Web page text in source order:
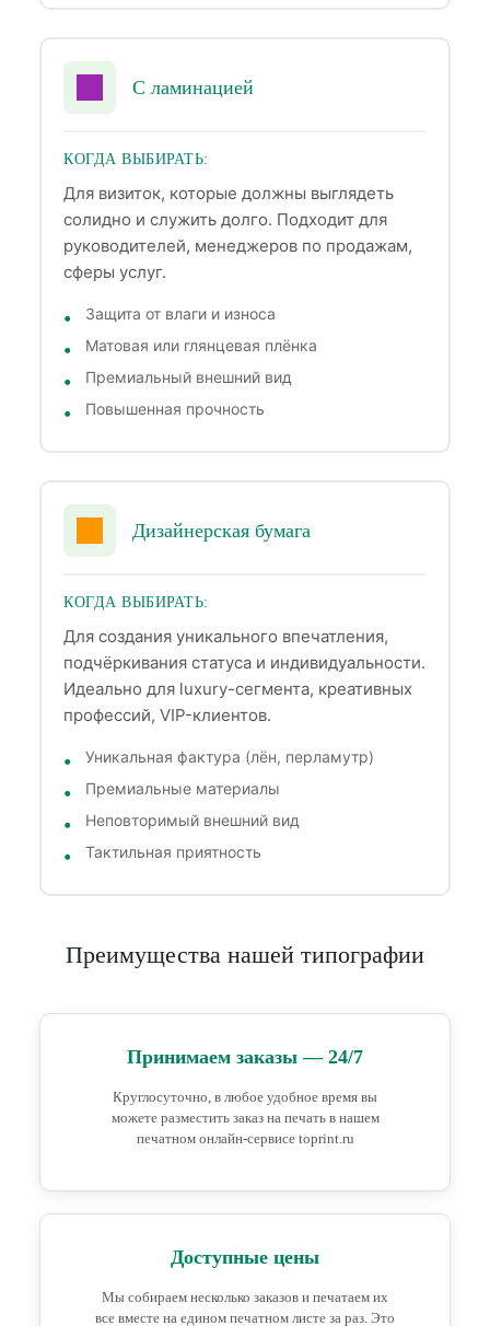
С ламинацией
КОГДА ВЫБИРАТЬ:
Для визиток, которые должны выглядеть
солидно и служить долго. Подходит для
руководителей, менеджеров по продажам,
сферы услуг.
Защита от влаги и износа
Матовая или глянцевая плёнка
Премиальный внешний вид
Повышенная прочность
Дизайнерская бумага
КОГДА ВЫБИРАТЬ:
Для создания уникального впечатления,
подчёркивания статуса и индивидуальности.
Идеально для luxury-сегмента, креативных
профессий, VIP-клиентов.
Уникальная фактура (лён, перламутр)
Премиальные материалы
Неповторимый внешний вид
Тактильная приятность
Преимущества нашей типографии
Принимаем заказы — 24/7
Круглосуточно, в любое удобное время вы
можете разместить заказ на печать в нашем
печатном онлайн-сервисе toprint.ru
Доступные цены
Мы собираем несколько заказов и печатаем их
все вместе на едином печатном листе за раз. Это